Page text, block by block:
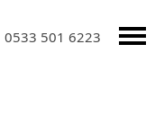
0533 501 6223